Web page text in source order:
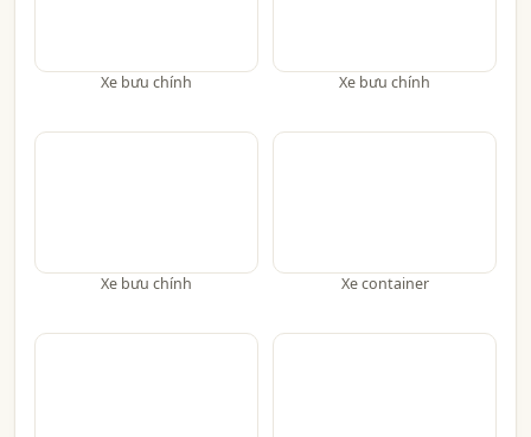
Xe bưu chính Xe bưu chính
Xe bưu chính Xe container